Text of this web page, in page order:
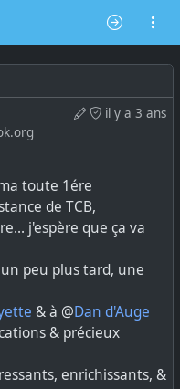
il y a 3 ans
toute 1ére
de TCB,
j'espère que ça va
peu plus tard, une
& à @Dan d'Auge
& précieux
enrichissants, &